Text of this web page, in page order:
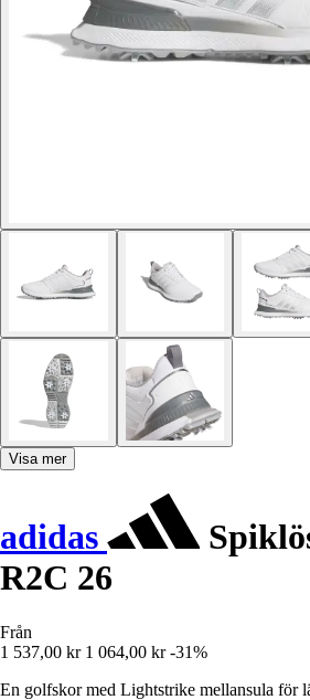
Visa mer
adidas
R2C 26
Från
1 537,00 kr 1 064,00 kr -31%
En golfskor med Lightstrike mellansula för